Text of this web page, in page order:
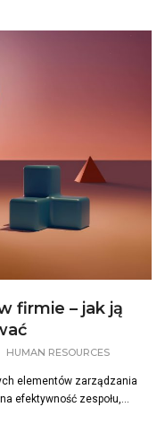
firmie – jak ją
HUMAN RESOURCES
elementów zarządzania
efektywność zespołu,...